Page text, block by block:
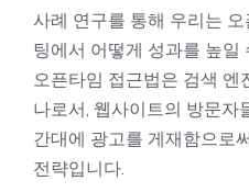
사례 연구를 통해 우리는
팅에서 어떻게 성과를 높일
오픈타임 접근법은 검색 엔
나로서, 웹사이트의 방문자
간대에 광고를 게재함으로
전략입니다.